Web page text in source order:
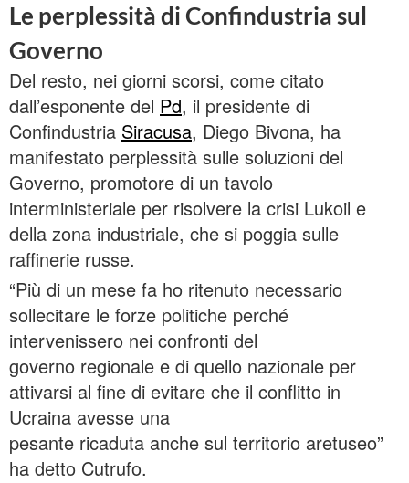
Le perplessità di Confindustria sul
Governo
Del resto, nei giorni scorsi, come citato
dall’esponente del Pd, il presidente di
Confindustria Siracusa, Diego Bivona, ha
manifestato perplessità sulle soluzioni del
Governo, promotore di un tavolo
interministeriale per risolvere la crisi Lukoil e
della zona industriale, che si poggia sulle
raffinerie russe.
“Più di un mese fa ho ritenuto necessario
sollecitare le forze politiche perché
intervenissero nei confronti del
governo regionale e di quello nazionale per
attivarsi al fine di evitare che il conflitto in
Ucraina avesse una
pesante ricaduta anche sul territorio aretuseo”
ha detto Cutrufo.